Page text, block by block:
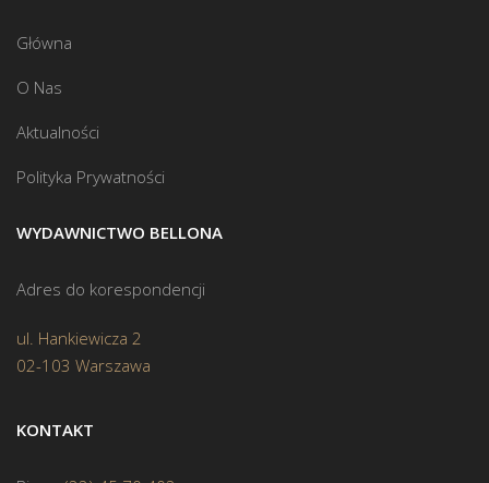
Główna
O Nas
Aktualności
Polityka Prywatności
WYDAWNICTWO BELLONA
Adres do korespondencji
ul. Hankiewicza 2
02-103 Warszawa
KONTAKT